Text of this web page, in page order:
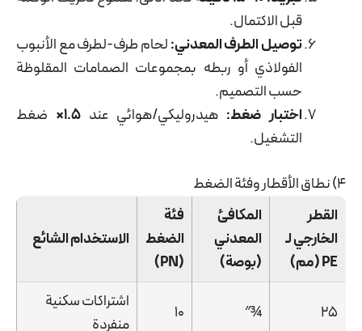
قبل الاكتمال.
توصيل الطرف المعدني:لحام طرف-لطرف مع الأنبوب
الفولاذي أو ربطه بمجموعات الصمامات المقلوظة
حسب التصميم.
اختبار ضغط:هيدروليكي/هوائي عند1.5× ضغط
التشغيل.
القطر
الخارجي لـ
المكافئ
المعدني
(بوصة)
فئة
الضغط
الاستخدام الشائع
¾″
اشتراكات سكنية
منفردة